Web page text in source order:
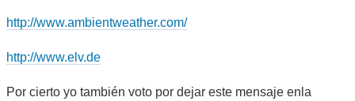
http://www.ambientweather.com/
http://www.elv.de
Por cierto yo también voto por dejar este mensaje enla